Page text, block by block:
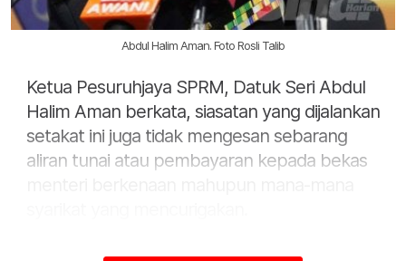
Abdul Halim Aman. Foto Rosli Talib
Ketua Pesuruhjaya SPRM, Datuk Seri Abdul
Halim Aman berkata, siasatan yang dijalankan
setakat ini juga tidak mengesan sebarang
aliran tunai atau pembayaran kepada bekas